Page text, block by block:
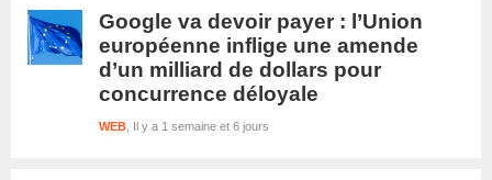
Google va devoir payer : l’Union
européenne inflige une amende
d’un milliard de dollars pour
concurrence déloyale
Il y a 1 semaine et 6 jours
WEB